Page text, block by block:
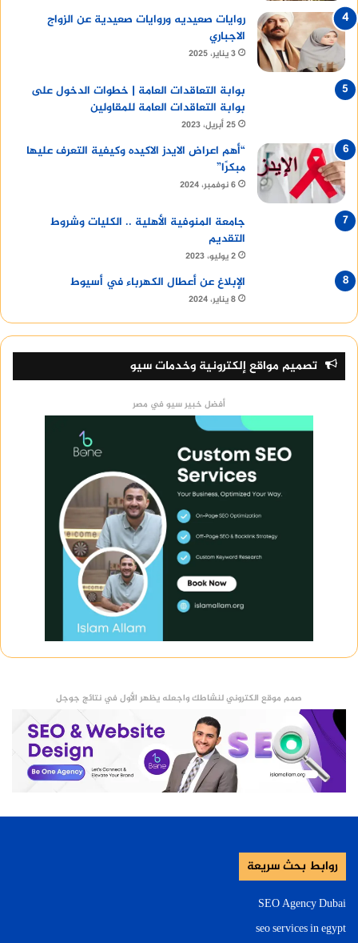
روايات صعيديه وروايات صعيدية عن الزواج
الاجباري
3 يناير، 2025
بوابة التعاقدات العامة | خطوات الدخول على
بوابة التعاقدات العامة للمقاولين
25 أبريل، 2023
“أهم اعراض الايدز الاكيده وكيفية التعرف عليها
مبكرًا”
6 نوفمبر، 2024
جامعة المنوفية الأهلية .. الكليات وشروط
التقديم
2 يوليو، 2023
الإبلاغ عن أعطال الكهرباء في أسيوط
8 يناير، 2024
تصميم مواقع إلكترونية وخدمات سيو
أفضل خبير سيو في مصر
صمم موقع الكتروني لنشاطك واجعله يظهر الأول في نتائج جوجل
روابط بحث سريعة
SEO Agency Dubai
seo services in egypt